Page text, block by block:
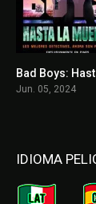
Jun. 05, 2024
IDIOMA